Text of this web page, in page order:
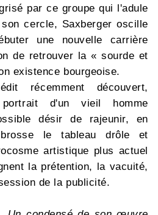
par ce groupe qui l'adule
cercle, Saxberger oscille
une nouvelle carrière
de retrouver la « sourde et
existence bourgeoise.
récemment découvert,
d'un vieil homme
désir de rajeunir, en
le tableau drôle et
artistique plus actuel
la prétention, la vacuité,
de la publicité.